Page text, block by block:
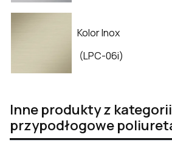
Kolor Inox
(LPC-06i)
Inne produkty z
przypodłogowe